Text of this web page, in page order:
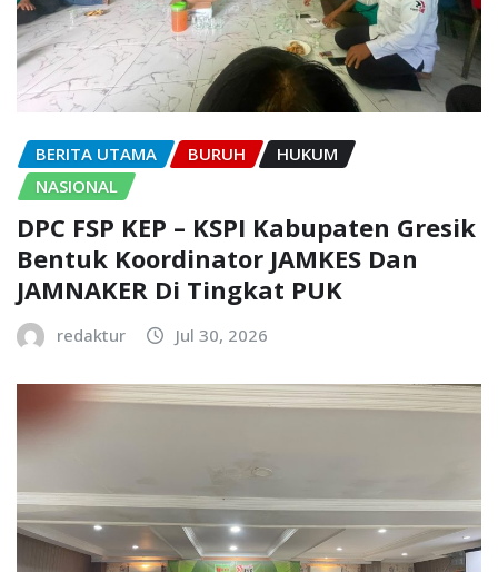
BERITA UTAMA BURUH
HUKUM
NASIONAL
DPC FSP KEP – KSPI Kabupaten Gresik
Bentuk Koordinator JAMKES Dan
JAMNAKER Di Tingkat PUK
redaktur Jul 30, 2026